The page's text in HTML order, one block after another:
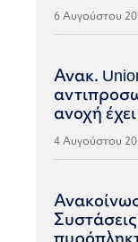
6 Αυγούστου
Ανακ.
ανοχή
4 Αυγούστου